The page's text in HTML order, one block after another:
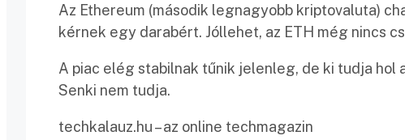
Az Ethereum (második legnagyobb kriptovaluta)
kérnek egy darabért. Jóllehet, az ETH még nincs
A piac elég stabilnak tűnik jelenleg, de ki tudja
Senki nem tudja.
techkalauz.hu – az online techmagazin